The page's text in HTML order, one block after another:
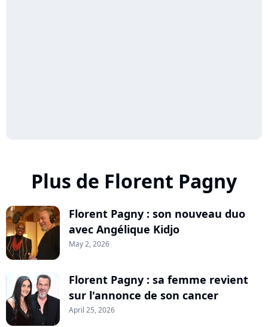
Plus de Florent Pagny
Florent Pagny : son nouveau duo
avec Angélique Kidjo
May 2, 2026
Florent Pagny : sa femme revient
sur l'annonce de son cancer
April 25, 2026